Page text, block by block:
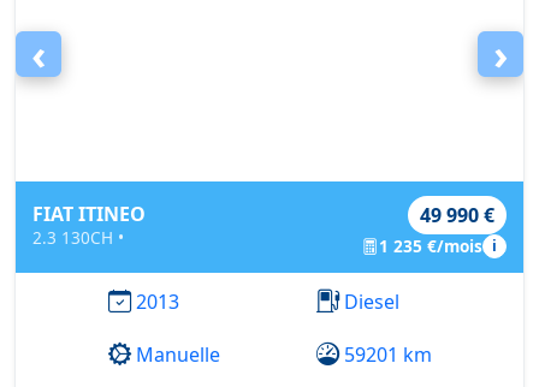
‹ ›
FIAT ITINEO
2.3 130CH •
49 990 €
1 235 €/mois i
2013
Diesel
Manuelle
59201 km